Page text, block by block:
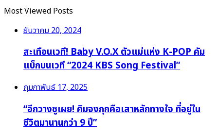
Most Viewed Posts
ธันวาคม 20, 2024
สะเทือนเวที! Baby V.O.X ตัวแม่แห่ง K-POP คัม
แบ็กบนเวที “2024 KBS Song Festival”
กุมภาพันธ์ 17, 2025
“อีกวางซูเผย! คิมจงกุกคือเสาหลักทางใจ ที่อยู่ใน
ชีวิตมานานกว่า 9 ปี”